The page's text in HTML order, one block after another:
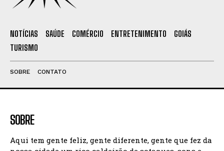
NOTÍCIAS SAÚDE COMÉRCIO ENTRETENIMENTO
GOIÁS
TURISMO
SOBRE CONTATO
SOBRE
Aqui tem gente feliz, gente diferente, gente que fez da